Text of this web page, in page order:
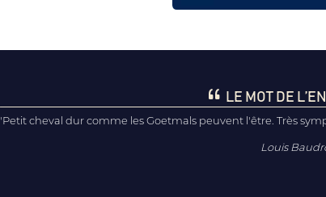
LE MOT DE
'Petit cheval dur comme les Goetmals peuvent l'être. Très
Louis